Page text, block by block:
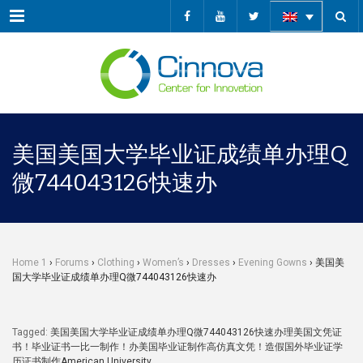
Menu
美国美国大学毕业证成绩单办理Q
微744043126快速办
Home 1 › Forums › Clothing › Women’s › Dresses › Evening Gowns › 美国美
国大学毕业证成绩单办理Q微744043126快速办
Tagged: 美国美国大学毕业证成绩单办理Q微744043126快速办理美国文凭证
书！毕业证书一比一制作！办美国毕业证制作高仿真文凭！造假国外毕业证学